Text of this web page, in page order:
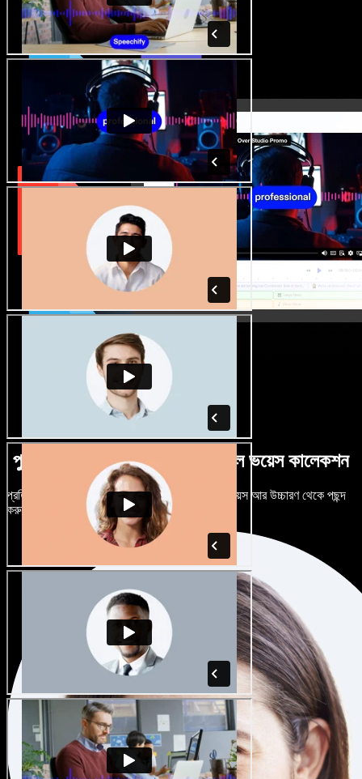
পুরুষ-নারী ভেদে নানান উচ্চারণে বিশাল ভয়েস কালেকশন
প্রতিটি প্রজেক্টকে আলাদা শোনাতে দিন। শত শত AI ভয়েস আর উচ্চারণ থেকে পছন্দ
করুন, নিজের মতো টিউন করুন।